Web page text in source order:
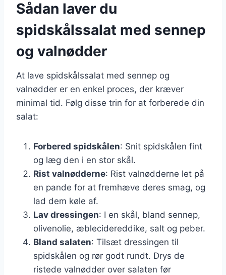
Sådan laver du
spidskålssalat med sennep
og valnødder
At lave spidskålssalat med sennep og
valnødder er en enkel proces, der kræver
minimal tid. Følg disse trin for at forberede din
salat:
Forbered spidskålen: Snit spidskålen fint
og læg den i en stor skål.
Rist valnødderne: Rist valnødderne let på
en pande for at fremhæve deres smag, og
lad dem køle af.
Lav dressingen: I en skål, bland sennep,
olivenolie, æblecidereddike, salt og peber.
Bland salaten: Tilsæt dressingen til
spidskålen og rør godt rundt. Drys de
ristede valnødder over salaten før